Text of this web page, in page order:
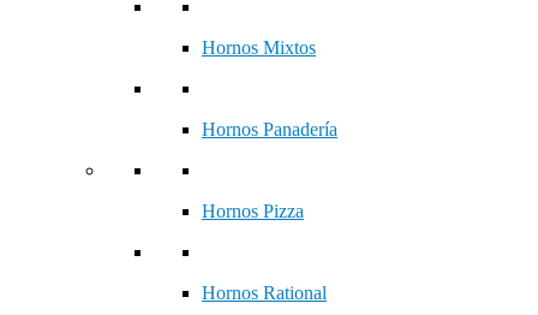
Hornos Mixtos
Hornos Panadería
Hornos Pizza
Hornos Rational